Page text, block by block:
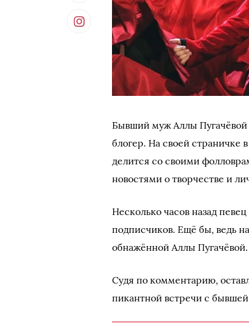
Бывший муж Аллы Пугачёвой
блогер. На своей страничке
делится со своими
новостями о творчестве и
Несколько часов назад
подписчиков. Ещё бы, ведь
обнажённой Аллы Пугачёвой.
Судя по комментарию,
пикантной встречи с бывшей